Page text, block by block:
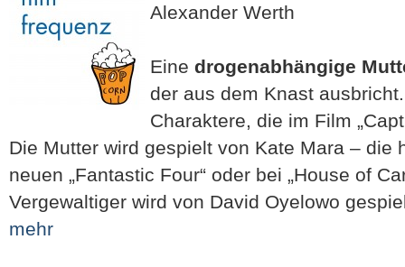
Alexander Werth
Eine drogenabhängige
der aus dem Knast
Charaktere, die im Film
Die Mutter wird gespielt von Kate Mara – die
neuen „Fantastic Four“ oder bei „House of
Vergewaltiger wird von David Oyelowo
mehr